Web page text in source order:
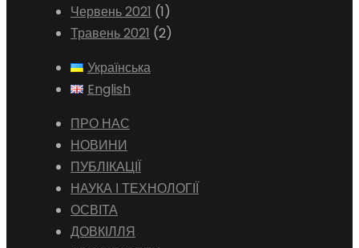
Червень 2021 (1)
Травень 2021 (2)
Українська
English
ПРО НАС
НОВИНИ
ПУБЛІКАЦІЇ
НАУКА І ТЕХНОЛОГІЇ
ОСВІТА
ДОВКІЛЛЯ